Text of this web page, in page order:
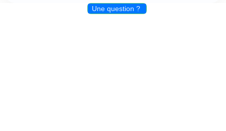
Une question ?